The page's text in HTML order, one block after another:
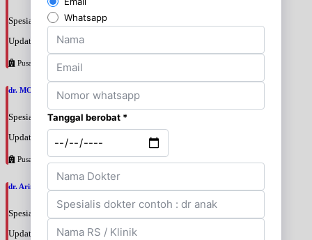
Spesialis: Penyakit Dalam
Update terakhir: 2026-08-07 20:37:59
Pusat Pertamina
dr. MOCHAMAD PASHA, SpPD
Spesialis: Penyakit Dalam
Update terakhir: 2026-08-07 20:35:45
Pusat Pertamina
dr. Arini Purwono, SpP
Spesialis: Paru
Update terakhir: 2026-08-07 20:25:58